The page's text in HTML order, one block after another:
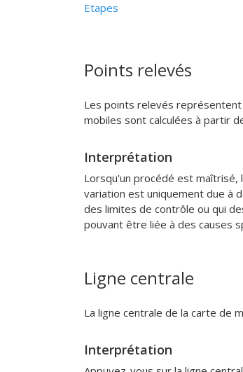
Etapes
Points relevés
Les points relevés
mobiles sont calculées à partir
Interprétation
Lorsqu'un procédé est
variation est uniquement due à
des limites de contrôle ou qui
pouvant être liée à des causes
Ligne centrale
La ligne centrale de la carte de
Interprétation